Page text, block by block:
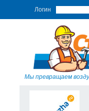
Логин
Мы превращаем